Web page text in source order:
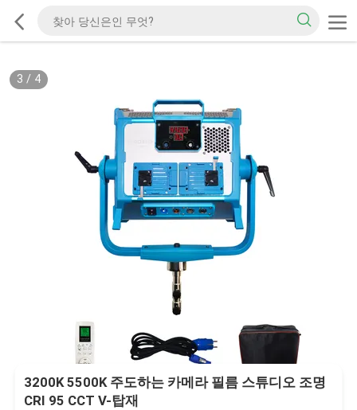
3 / 4
3200K 5500K 주도하는 카메라 필름 스튜디오 조명
CRI 95 CCT V-탑재